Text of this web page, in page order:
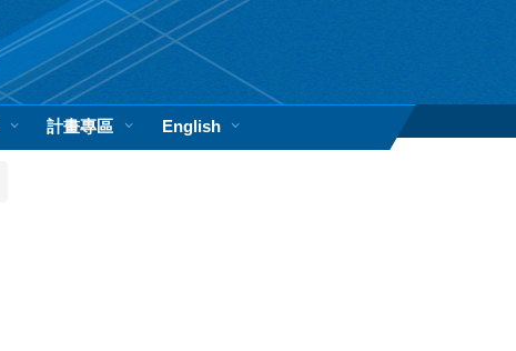
計畫專區 English